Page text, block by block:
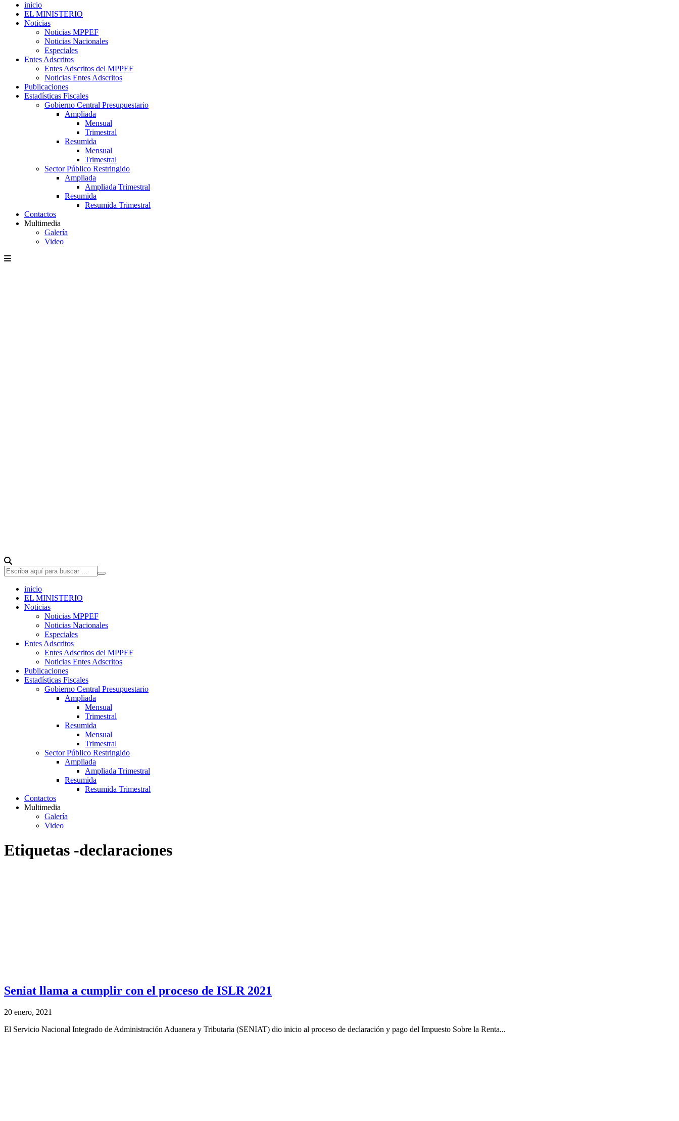
inicio
EL MINISTERIO
Noticias
Noticias MPPEF
Noticias Nacionales
Especiales
Entes Adscritos
Entes Adscritos del MPPEF
Noticias Entes Adscritos
Publicaciones
Estadísticas Fiscales
Gobierno Central Presupuestario
Ampliada
Mensual
Trimestral
Resumida
Mensual
Trimestral
Sector Público Restringido
Ampliada
Ampliada Trimestral
Resumida
Resumida Trimestral
Contactos
Multimedia
Galería
Video
inicio
EL MINISTERIO
Noticias
Noticias MPPEF
Noticias Nacionales
Especiales
Entes Adscritos
Entes Adscritos del MPPEF
Noticias Entes Adscritos
Publicaciones
Estadísticas Fiscales
Gobierno Central Presupuestario
Ampliada
Mensual
Trimestral
Resumida
Mensual
Trimestral
Sector Público Restringido
Ampliada
Ampliada Trimestral
Resumida
Resumida Trimestral
Contactos
Multimedia
Galería
Video
Etiquetas -declaraciones
Seniat llama a cumplir con el proceso de ISLR 2021
20 enero, 2021
El Servicio Nacional Integrado de Administración Aduanera y Tributaria (SENIAT) dio inicio al proceso de declaración y pago del Impuesto Sobre la Renta...